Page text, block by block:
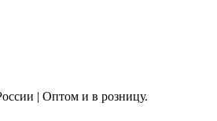
| Оптом и в розницу.